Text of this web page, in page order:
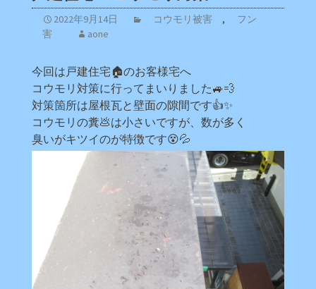
2022年9月14日 コウモリ被害 ,
フン
害
aone
今回は戸建住宅🏠のお客様宅へ
コウモリ対策に行ってまいりました🚙💨
対策箇所は屋根瓦と壁面の隙間です👍✨
コウモリの糞💩は小さいですが、数が多く
臭いがキツイのが特徴です😵💦